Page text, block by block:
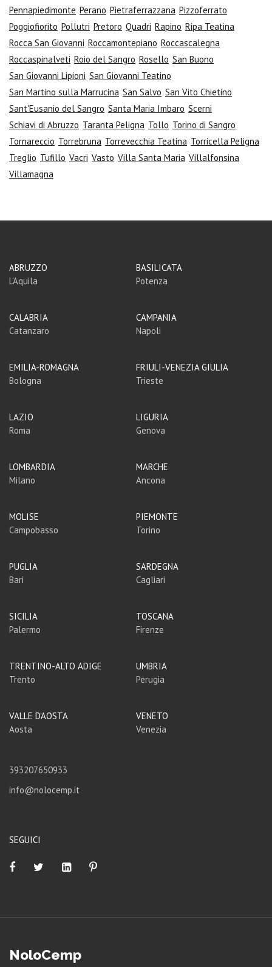
Pennapiedimonte Perano Pietraferrazzana Pizzoferrato
Poggiofiorito Pollutri Pretoro Quadri Rapino Ripa Teatina
Rocca San Giovanni Roccamontepiano Roccascalegna
Roccaspinalveti Roio del Sangro Rosello San Buono
San Giovanni Lipioni San Giovanni Teatino
San Martino sulla Marrucina San Salvo San Vito Chietino
Sant'Eusanio del Sangro Santa Maria Imbaro Scerni
Schiavi di Abruzzo Taranta Peligna Tollo Torino di Sangro
Tornareccio Torrebruna Torrevecchia Teatina Torricella Peligna
Treglio Tufillo Vacri Vasto Villa Santa Maria Villalfonsina
Villamagna
ABRUZZO
L'Aquila
BASILICATA
Potenza
CALABRIA
Catanzaro
CAMPANIA
Napoli
EMILIA-ROMAGNA
Bologna
FRIULI-VENEZIA GIULIA
Trieste
LAZIO
Roma
LIGURIA
Genova
LOMBARDIA
Milano
MARCHE
Ancona
MOLISE
Campobasso
PIEMONTE
Torino
PUGLIA
Bari
SARDEGNA
Cagliari
SICILIA
Palermo
TOSCANA
Firenze
TRENTINO-ALTO ADIGE
Trento
UMBRIA
Perugia
VALLE D'AOSTA
Aosta
VENETO
Venezia
393207650933
info@nolocemp.it
SEGUICI
NoloCemp